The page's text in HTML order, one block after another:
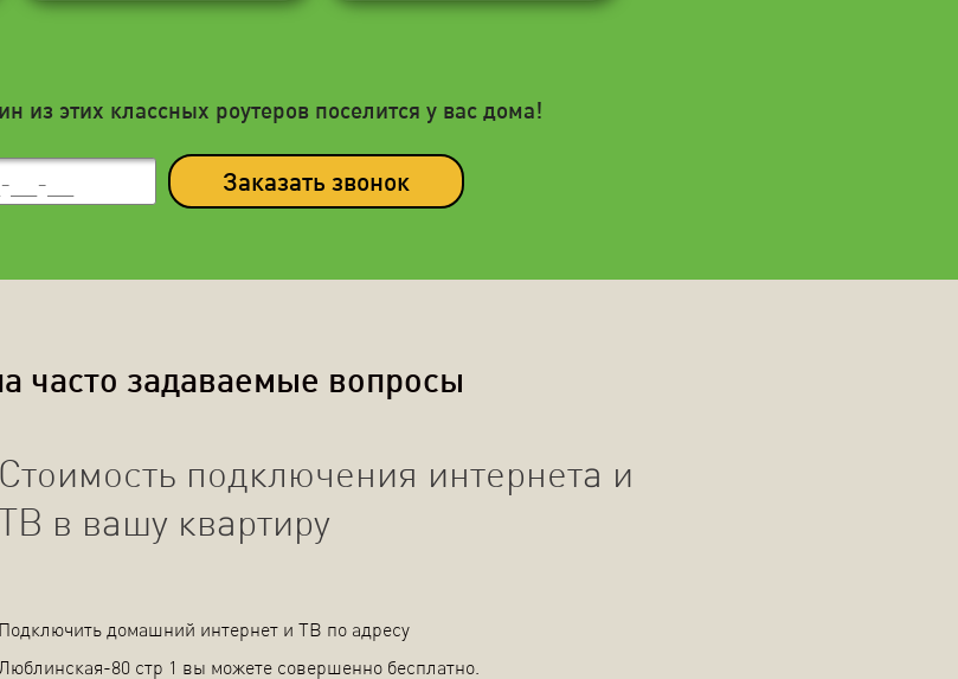
из этих классных роутеров поселится у вас дома!
Заказать звонок
часто задаваемые вопросы
Стоимость подключения интернета и
ТВ в вашу квартиру
Подключить домашний интернет и ТВ по адресу
Люблинская-80 стр 1 вы можете совершенно бесплатно.